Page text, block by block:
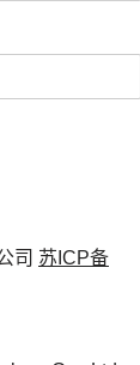
司 苏ICP备